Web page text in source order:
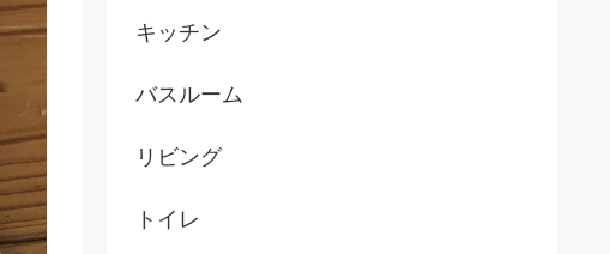
キッチン
バスルーム
リビング
トイレ